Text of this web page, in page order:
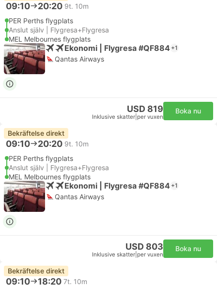
09:10 20:20 9t. 10m
PER Perths flygplats
Anslut själv | Flygresa+Flygresa
MEL Melbournes flygplats
Ekonomi | Flygresa #QF884 +1
Qantas Airways
USD 819
Inklusive skatter per vuxen
Boka nu
Bekräftelse direkt
09:10 20:20 9t. 10m
PER Perths flygplats
Anslut själv | Flygresa+Flygresa
MEL Melbournes flygplats
Ekonomi | Flygresa #QF884 +1
Qantas Airways
USD 803
Inklusive skatter per vuxen
Boka nu
Bekräftelse direkt
09:10 18:20 7t. 10m